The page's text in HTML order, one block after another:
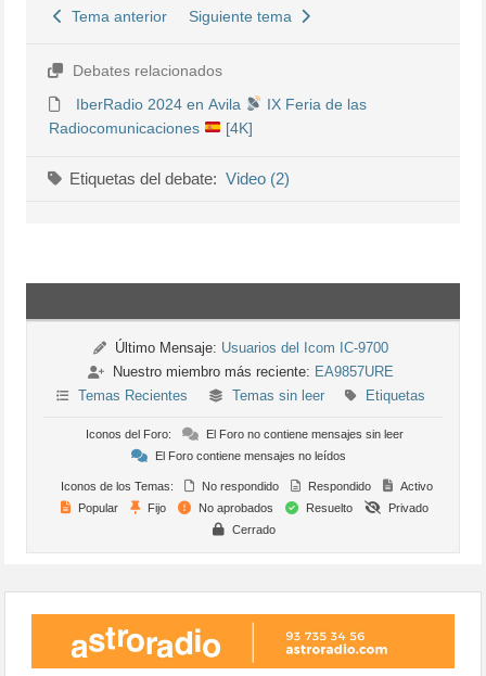
Tema anterior Siguiente tema
Debates relacionados
IberRadio 2024 en Avila
IX Feria de las
Radiocomunicaciones
[4K]
Etiquetas del debate: Video (2)
Último Mensaje: Usuarios del Icom IC-9700
Nuestro miembro más reciente: EA9857URE
Temas Recientes
Temas sin leer Etiquetas
Iconos del Foro:
El Foro no contiene mensajes sin leer
El Foro contiene mensajes no leídos
Iconos de los Temas: No respondido Respondido
Activo
Popular
Fijo No aprobados Resuelto
Privado
Cerrado